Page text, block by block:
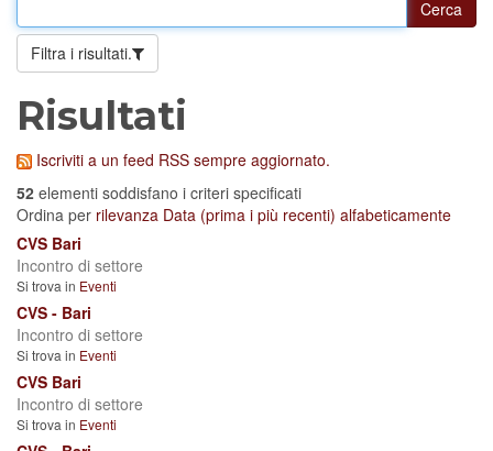
Filtra i risultati.
Risultati
Iscriviti a un feed RSS sempre aggiornato.
52 elementi soddisfano i criteri specificati
Ordina per rilevanza Data (prima i più recenti) alfabeticamente
CVS Bari
Incontro di settore
Si trova in Eventi
CVS - Bari
Incontro di settore
Si trova in Eventi
CVS Bari
Incontro di settore
Si trova in Eventi